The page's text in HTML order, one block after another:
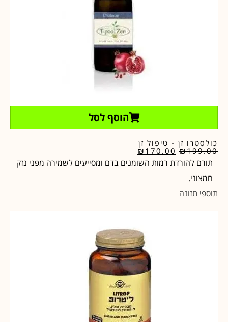
הוסף לסל
כולסטרו זן - טיפול זן
₪199.00
₪ 170.00
תורם להורדת רמות השומנים בדם ומסייעים לשמירה מפני נזק
חמצוני.
תוספי תזונה